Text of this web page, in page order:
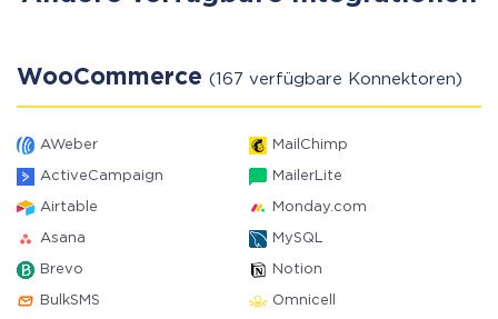
WooCommerce (167 verfügbare Konnektoren)
AWeber MailChimp
ActiveCampaign MailerLite
Airtable Monday.com
Asana MySQL
Brevo Notion
BulkSMS Omnicell